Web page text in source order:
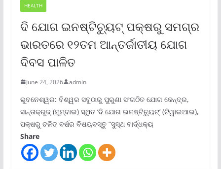
HEALTH
ଦି ଯୋଗ ଇନଷ୍ଟିଚ୍ୟୁଟ୍ ପକ୍ଷରୁ ସମଗ୍ର
ଭାରତରେ ୧୨ତମ ଆନ୍ତର୍ଜାତୀୟ ଯୋଗ
ଦିବସ ପାଳିତ
June 24, 2026 admin
ଭୁବନେଶ୍ୱର: ବିଶ୍ୱର ସବୁଠାରୁ ପୁରୁଣା ସଂଗଠିତ ଯୋଗ କେନ୍ଦ୍ର,
ସାନ୍ତାକ୍ରୁଜ୍ (ମୁମ୍ବାଇ) ସ୍ଥିତ ‘ଦି ଯୋଗ ଇନଷ୍ଟିଚ୍ୟୁଟ୍‌’ (ଟିୱାଇଆଇ),
ପକ୍ଷରୁ ଚଳିତ ବର୍ଷର ବିଷୟବସ୍ତୁ “ସୁସ୍ଥ ବାର୍ଦ୍ଧକ୍ୟ
Share